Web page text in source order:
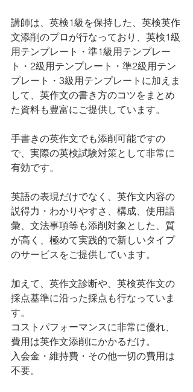
講師は、英検1級を保持した、英検英作
文添削のプロが行なっており、英検1級
用テンプレート・準1級用テンプレー
ト・2級用テンプレート・準2級用テン
プレート・3級用テンプレートに加えま
して、英作文の書き方のコツをまとめ
た資料も豊富にご提供しています。
手書きの英作文でも添削可能ですの
で、実際の英検試験対策として非常に
有効です。
英語の表現だけでなく、英作文内容の
説得力・わかりやすさ、構成、使用語
彙、文法事項等も添削対象とした、質
が高く、極めて実践的で新しいタイプ
のサービスをご提供しています。
加えて、英作文診断や、英検英作文の
採点基準に沿った採点も行なっていま
す。
コストパフォーマンスに非常に優れ、
費用は英作文添削にかかるだけ。
入会金・維持費・その他一切の費用は
不要。